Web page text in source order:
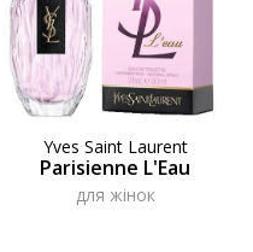
Yves Saint Laurent
Parisienne L'Eau
для жінок